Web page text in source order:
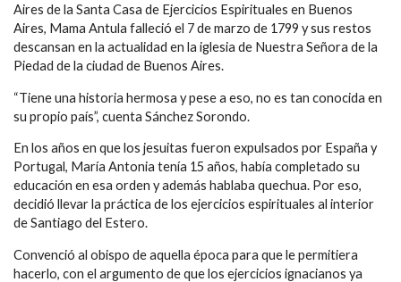
Aires de la Santa Casa de Ejercicios Espirituales en Buenos
Aires, Mama Antula falleció el 7 de marzo de 1799 y sus restos
descansan en la actualidad en la iglesia de Nuestra Señora de la
Piedad de la ciudad de Buenos Aires.
“Tiene una historia hermosa y pese a eso, no es tan conocida en
su propio país”, cuenta Sánchez Sorondo.
En los años en que los jesuitas fueron expulsados por España y
Portugal, María Antonia tenía 15 años, había completado su
educación en esa orden y además hablaba quechua. Por eso,
decidió llevar la práctica de los ejercicios espirituales al interior
de Santiago del Estero.
Convenció al obispo de aquella época para que le permitiera
hacerlo, con el argumento de que los ejercicios ignacianos ya